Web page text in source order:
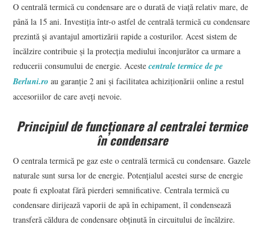
O centrală termică cu condensare are o durată de viață relativ mare, de
până la 15 ani. Investiția într-o astfel de centrală termică cu condensare
prezintă și avantajul amortizării rapide a costurilor. Acest sistem de
încălzire contribuie și la protecția mediului înconjurător ca urmare a
reducerii consumului de energie. Acestecentrale termice de pe
Berluni.ro au garanție 2 ani și facilitatea achiziționării online a restul
accesoriilor de care aveți nevoie.
Principiul de funcționare al centralei termice
în condensare
O centrala termică pe gaz este o centrală termică cu condensare. Gazele
naturale sunt sursa lor de energie. Potențialul acestei surse de energie
poate fi exploatat fără pierderi semnificative. Centrala termică cu
condensare dirijează vaporii de apă în echipament, îl condensează
transferă căldura de condensare obținută în circuitului de încălzire.